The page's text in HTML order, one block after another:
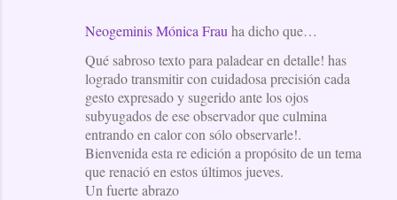
Neogeminis Mónica Frau ha dicho que…
Qué sabroso texto para paladear en detalle! has
logrado transmitir con cuidadosa precisión cada
gesto expresado y sugerido ante los ojos
subyugados de ese observador que culmina
entrando en calor con sólo observarle!.
Bienvenida esta re edición a propósito de un tema
que renació en estos últimos jueves.
Un fuerte abrazo